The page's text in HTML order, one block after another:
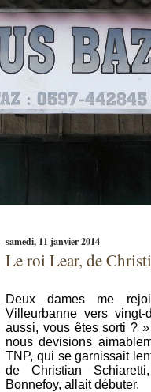
samedi, 11 janvier 2014
Le roi Lear, de
Deux dames me
Villeurbanne vers
aussi, vous êtes sorti ?
nous devisions
TNP, qui se garnissait
de Christian
Bonnefoy, allait débuter.